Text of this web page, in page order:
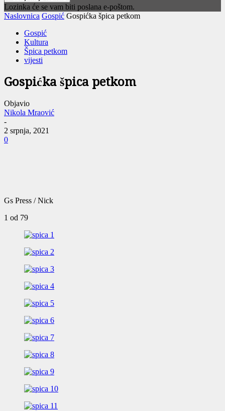
Lozinka će se vam biti poslana e-poštom.
Naslovnica Gospić Gospićka špica petkom
Gospić
Kultura
Špica petkom
vijesti
Gospićka špica petkom
Objavio
Nikola Mraović
-
2 srpnja, 2021
0
Gs Press / Nick
1 od 79